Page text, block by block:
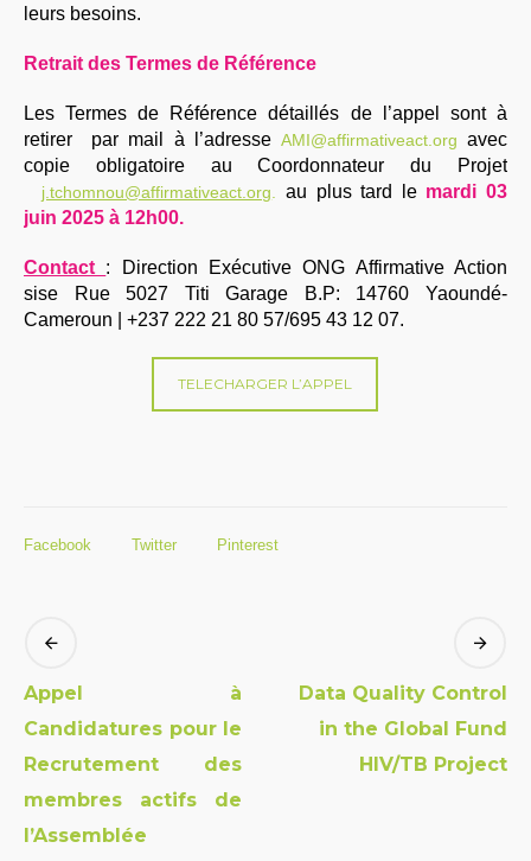
leurs besoins.
Retrait des Termes de Référence
Les Termes de Référence détaillés de l’appel sont à
retirer par mail à l’adresse AMI@affirmativeact.org avec
copie obligatoire au Coordonnateur du Projet
j.tchomnou@affirmativeact.org au plus tard le mardi 03
juin 2025 à 12h00.
Contact : Direction Exécutive ONG Affirmative Action
sise Rue 5027 Titi Garage B.P: 14760 Yaoundé-
Cameroun | +237 222 21 80 57/695 43 12 07.
TELECHARGER L’APPEL
Facebook Twitter Pinterest
Appel à
Candidatures pour le
Recrutement des
membres actifs de
l’Assemblée
Data Quality Control
in the Global Fund
HIV/TB Project